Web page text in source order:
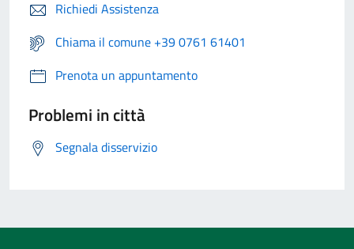
Richiedi Assistenza
Chiama il comune +39 0761 61401
Prenota un appuntamento
Problemi in città
Segnala disservizio